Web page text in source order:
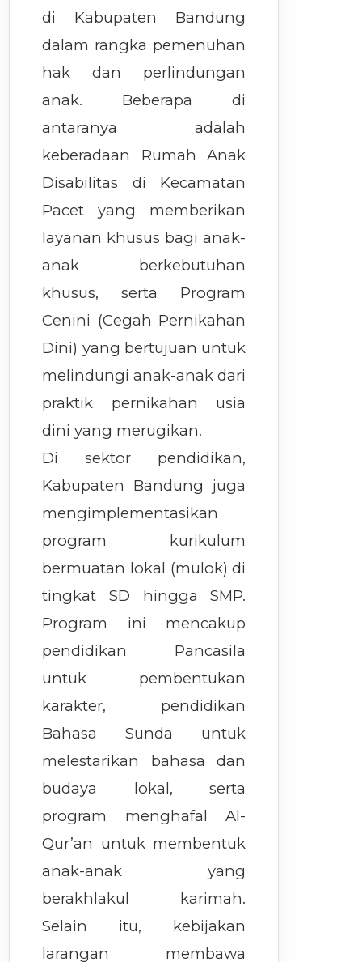
di Kabupaten Bandung
dalam rangka pemenuhan
hak dan perlindungan
anak. Beberapa di
antaranya adalah
keberadaan Rumah Anak
Disabilitas di Kecamatan
Pacet yang memberikan
layanan khusus bagi anak-
anak berkebutuhan
khusus, serta Program
Cenini (Cegah Pernikahan
Dini) yang bertujuan untuk
melindungi anak-anak dari
praktik pernikahan usia
dini yang merugikan.
Di sektor pendidikan,
Kabupaten Bandung juga
mengimplementasikan
program kurikulum
bermuatan lokal (mulok) di
tingkat SD hingga SMP.
Program ini mencakup
pendidikan Pancasila
untuk pembentukan
karakter, pendidikan
Bahasa Sunda untuk
melestarikan bahasa dan
budaya lokal, serta
program menghafal Al-
Qur’an untuk membentuk
anak-anak yang
berakhlakul karimah.
Selain itu, kebijakan
larangan membawa